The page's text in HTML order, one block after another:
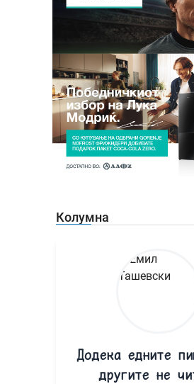
Колумна
Додека едните
другите не